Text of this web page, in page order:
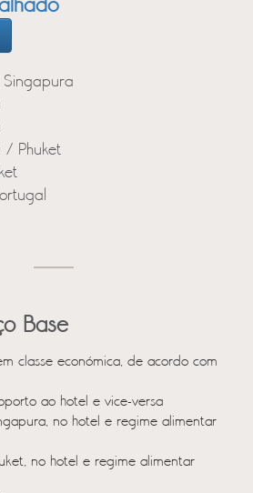
/ Phuket
Base
classe económica, de acordo com
ao hotel e vice-versa
no hotel e regime alimentar
no hotel e regime alimentar